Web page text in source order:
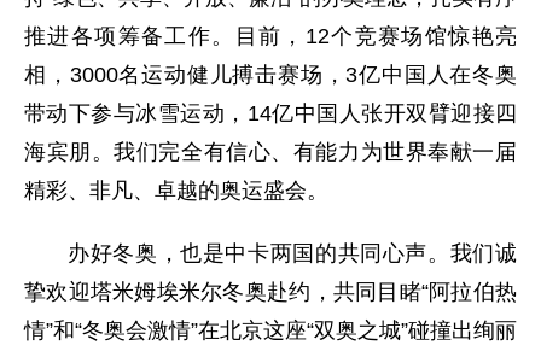
推进各项筹备工作。目前，12个竞赛场馆惊艳亮
相，3000名运动健儿搏击赛场，3亿中国人在冬奥
带动下参与冰雪运动，14亿中国人张开双臂迎接四
海宾朋。我们完全有信心、有能力为世界奉献一届
精彩、非凡、卓越的奥运盛会。
办好冬奥，也是中卡两国的共同心声。我们诚
挚欢迎塔米姆埃米尔冬奥赴约，共同目睹“阿拉伯热
情”和“冬奥会激情”在北京这座“双奥之城”碰撞出绚丽